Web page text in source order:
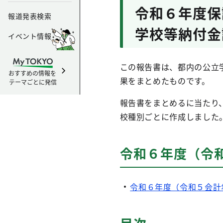
報道発表検索
イベント情報
おすすめの情報を
テーマごとに発信
令和６年度
学校等納付
この報告書は、都内の公
果をまとめたものです。
報告書をまとめるに当た
校種別ごとに作成しました
令和６年度（令
令和６年度（令和５会